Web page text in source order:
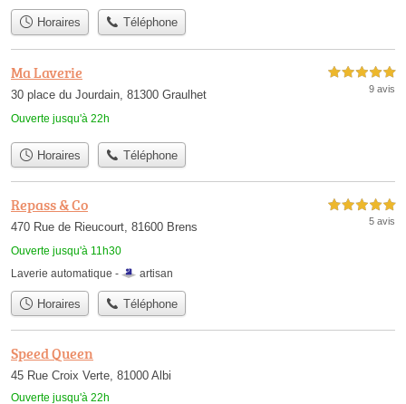
Horaires Téléphone
Ma Laverie
30 place du Jourdain, 81300 Graulhet
Ouverte jusqu'à 22h
5,0 étoiles sur 5
9 avis
Horaires Téléphone
Repass & Co
470 Rue de Rieucourt, 81600 Brens
Ouverte jusqu'à 11h30
5,0 étoiles sur 5
5 avis
Laverie automatique - artisan
Horaires Téléphone
Speed Queen
45 Rue Croix Verte, 81000 Albi
Ouverte jusqu'à 22h